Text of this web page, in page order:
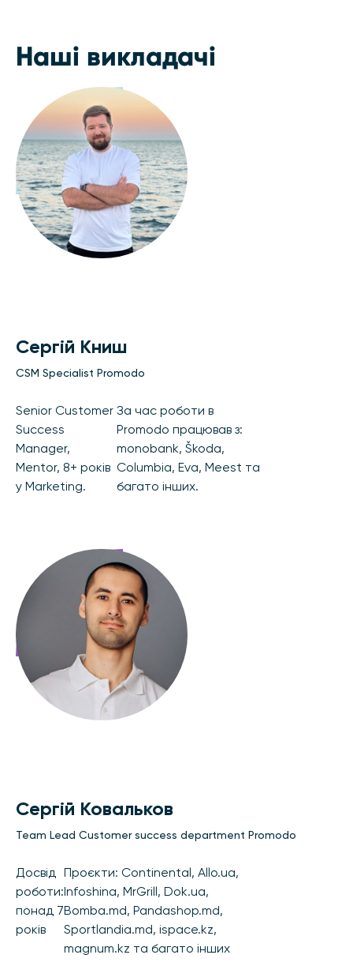
Наші викладачі
Сергій Книш
CSM Specialist Promodo
Senior Customer
Success
Manager,
Mentor, 8+ років
у Marketing.
За час роботи в
Promodo працював з:
monobank, Škoda,
Columbia, Eva, Meest та
багато інших.
Сергій Ковальков
Team Lead Customer success department Promodo
Досвід
роботи:
понад 7
років
Проєкти: Continental, Allo.ua,
Infoshina, MrGrill, Dok.ua,
Bomba.md, Pandashop.md,
Sportlandia.md, ispace.kz,
magnum.kz та багато інших